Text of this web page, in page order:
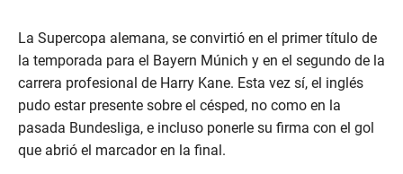
La Supercopa alemana, se convirtió en el primer título de
la temporada para el Bayern Múnich y en el segundo de la
carrera profesional de Harry Kane. Esta vez sí, el inglés
pudo estar presente sobre el césped, no como en la
pasada Bundesliga, e incluso ponerle su firma con el gol
que abrió el marcador en la final.